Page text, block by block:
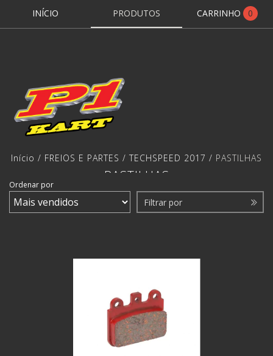
INÍCIO PRODUTOS CARRINHO 0
Início / FREIOS E PARTES / TECHSPEED 2017 / PASTILHAS
PASTILHAS
Ordenar por
Filtrar por